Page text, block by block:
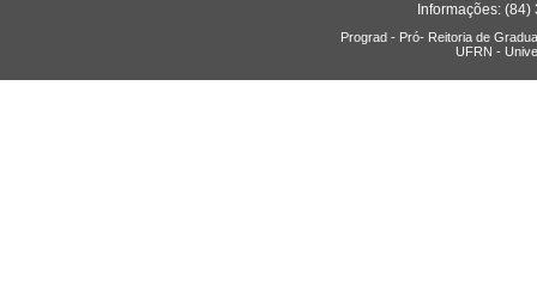
Informações:
Prograd - Pró- Reitoria de
UFRN -